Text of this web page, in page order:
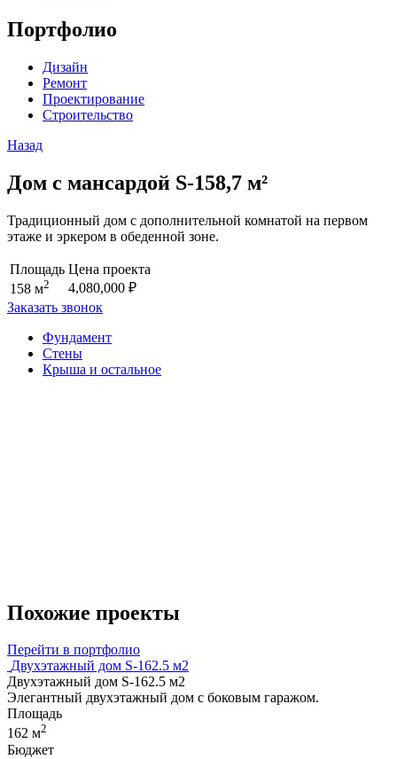
Портфолио
Дизайн
Ремонт
Проектирование
Строительство
Назад
Дом с мансардой S-158,7 м²
Традиционный дом с дополнительной комнатой на первом
этаже и эркером в обеденной зоне.
Площадь
158 м2
Цена проекта
4,080,000 ₽
Заказать звонок
Фундамент
Стены
Крыша и остальное
Похожие проекты
Перейти в портфолио
Двухэтажный дом S-162.5 м2
Двухэтажный дом S-162.5 м2
Элегантный двухэтажный дом с боковым гаражом.
Площадь
162 м2
Бюджет